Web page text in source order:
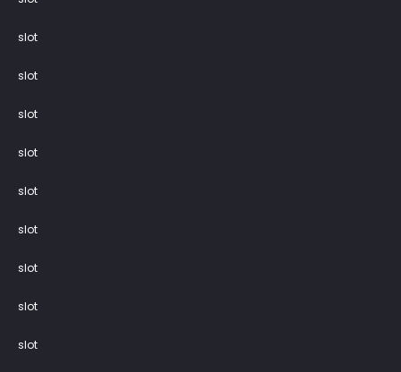
slot
slot
slot
slot
slot
slot
slot
slot
slot